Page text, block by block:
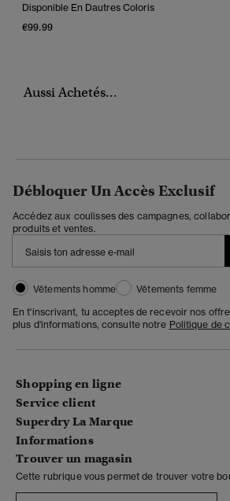
Disponible En Dautres Coloris
€99.99
Aussi Achetés...
Débloquer Un Accès Exclusif
Accédez aux coulisses des campagnes,
produits et ventes.
Vêtements homme
Vêtements femme
En t'inscrivant, tu acceptes de recevoir nos
plus d'informations, consulte notre Politique de
Shopping en ligne
Service client
Superdry La Marque
Informations
Trouver un magasin
Cette rubrique vous permet de trouver votre